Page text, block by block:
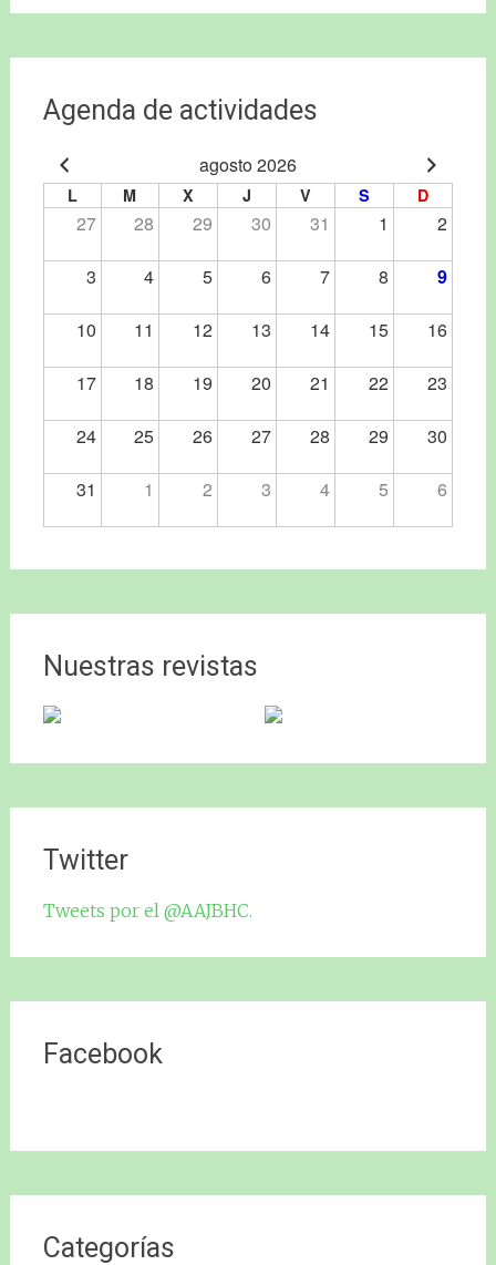
Agenda de actividades
agosto 2026
L M X J V S D
27 28 29 30 31 1 2
3 4 5 6 7 8 9
10 11 12 13 14 15 16
17 18 19 20 21 22 23
24 25 26 27 28 29 30
31 1 2 3 4 5 6
Nuestras revistas
Twitter
Tweets por el @AAJBHC.
Facebook
Categorías